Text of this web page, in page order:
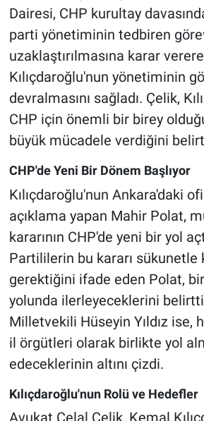
Dairesi, CHP kurultay
parti yönetiminin tedbiren
uzaklaştırılmasına karar
Kılıçdaroğlu'nun yönetiminin
devralmasını sağladı. Çelik,
CHP için önemli bir birey
büyük mücadele verdiğini
CHP'de Yeni Bir Dönem Başlıyor
Kılıçdaroğlu'nun Ankara'daki
açıklama yapan Mahir Polat,
kararının CHP'de yeni bir yol
Partililerin bu kararı sükunetle
gerektiğini ifade eden Polat,
yolunda ilerleyeceklerini
Milletvekili Hüseyin Yıldız ise,
il örgütleri olarak birlikte yol
edeceklerinin altını çizdi.
Kılıçdaroğlu'nun Rolü ve Hedefler
Avukat Celal Çelik, Kemal